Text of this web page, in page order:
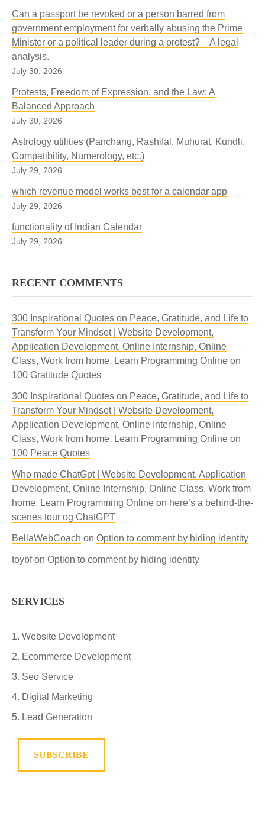
Can a passport be revoked or a person barred from
government employment for verbally abusing the Prime
Minister or a political leader during a protest? – A legal
analysis.
July 30, 2026
Protests, Freedom of Expression, and the Law: A
Balanced Approach
July 30, 2026
Astrology utilities (Panchang, Rashifal, Muhurat, Kundli,
Compatibility, Numerology, etc.)
July 29, 2026
which revenue model works best for a calendar app
July 29, 2026
functionality of Indian Calendar
July 29, 2026
RECENT COMMENTS
300 Inspirational Quotes on Peace, Gratitude, and Life to
Transform Your Mindset | Website Development,
Application Development, Online Internship, Online
Class, Work from home, Learn Programming Online on
100 Gratitude Quotes
300 Inspirational Quotes on Peace, Gratitude, and Life to
Transform Your Mindset | Website Development,
Application Development, Online Internship, Online
Class, Work from home, Learn Programming Online on
100 Peace Quotes
Who made ChatGpt | Website Development, Application
Development, Online Internship, Online Class, Work from
home, Learn Programming Online on here’s a behind-the-
scenes tour og ChatGPT
BellaWebCoach on Option to comment by hiding identity
toybfon Option to comment by hiding identity
SERVICES
Website Development
Ecommerce Development
Seo Service
Digital Marketing
Lead Generation
SUBSCRIBE